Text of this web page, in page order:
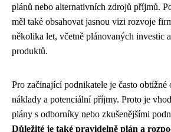
plánů nebo alternativních zdrojů příjmů.
měl také obsahovat jasnou vizi rozvoje
několika let, včetně plánovaných investic
produktů.
Pro začínající podnikatele je často obtížné
náklady a potenciální příjmy. Proto je
plány s odborníky nebo zkušenějšími
Důležité je také pravidelně plán a